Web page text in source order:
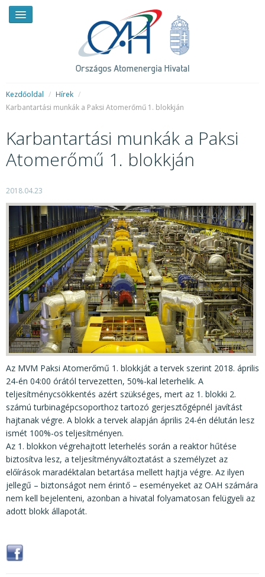
RENDKÍVÜLI HÍREK
HIRDETMÉNYEK
BEMUTATKOZÁS
FELADATOK
KÖZÉRDEKŰ ADATOK
JOGI SZABÁLYOZÁS, ÚTMUTATÓK
KIADVÁNYOK, JELENTÉSEK
NYOMTATVÁNYOK, SZOFTVEREK
Kezdőoldal / Hírek /
Karbantartási munkák a Paksi Atomerőmű 1. blokkján
Karbantartási munkák a Paksi
Atomerőmű 1. blokkján
2018.04.23
Az MVM Paksi Atomerőmű 1. blokkját a tervek szerint 2018. április
24-én 04:00 órától tervezetten, 50%-kal leterhelik. A
teljesítménycsökkentés azért szükséges, mert az 1. blokki 2.
számú turbinagépcsoporthoz tartozó gerjesztőgépnél javítást
hajtanak végre. A blokk a tervek alapján április 24-én délután lesz
ismét 100%-os teljesítményen.
Az 1. blokkon végrehajtott leterhelés során a reaktor hűtése
biztosítva lesz, a teljesítményváltoztatást a személyzet az
előírások maradéktalan betartása mellett hajtja végre. Az ilyen
jellegű – biztonságot nem érintő – eseményeket az OAH számára
nem kell bejelenteni, azonban a hivatal folyamatosan felügyeli az
adott blokk állapotát.